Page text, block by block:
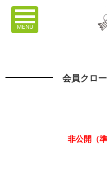
MENU
会員クロ
非公開（